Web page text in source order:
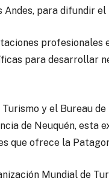
Andes, para difundir
para desarrollar
y el Bureau
de Neuquén, esta
que ofrece la
Mundial de